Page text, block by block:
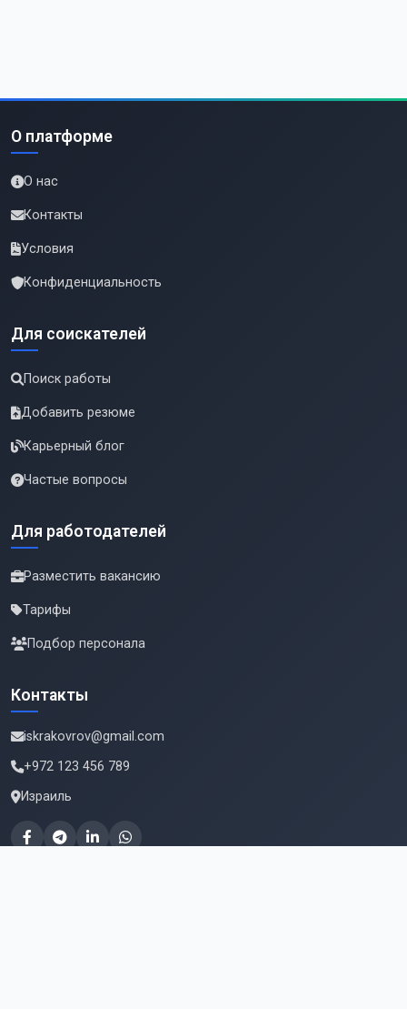
О платформе
О нас
Контакты
Условия
Конфиденциальность
Для соискателей
Поиск работы
Добавить резюме
Карьерный блог
Частые вопросы
Для работодателей
Разместить вакансию
Тарифы
Подбор персонала
Контакты
iskrakovrov@gmail.com
+972 123 456 789
Израиль